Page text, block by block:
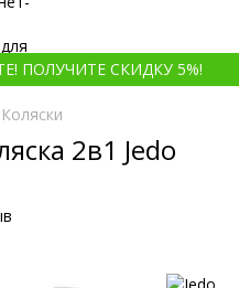
ПОЛУЧИТЕ СКИДКУ 5%!
Коляски
2в1 Jedo